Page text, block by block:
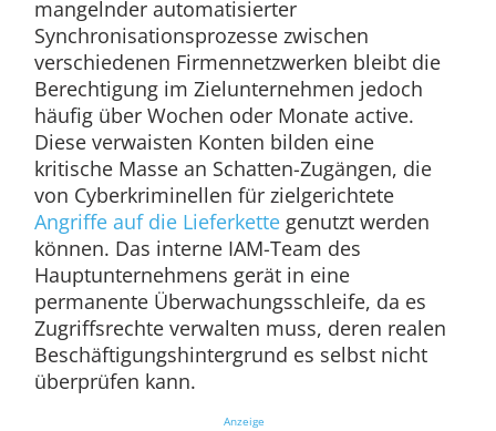
mangelnder automatisierter
Synchronisationsprozesse zwischen
verschiedenen Firmennetzwerken bleibt die
Berechtigung im Zielunternehmen jedoch
häufig über Wochen oder Monate active.
Diese verwaisten Konten bilden eine
kritische Masse an Schatten-Zugängen, die
von Cyberkriminellen für zielgerichtete
Angriffe auf die Lieferkettegenutzt werden
können. Das interne IAM-Team des
Hauptunternehmens gerät in eine
permanente Überwachungsschleife, da es
Zugriffsrechte verwalten muss, deren realen
Beschäftigungshintergrund es selbst nicht
überprüfen kann.
Anzeige